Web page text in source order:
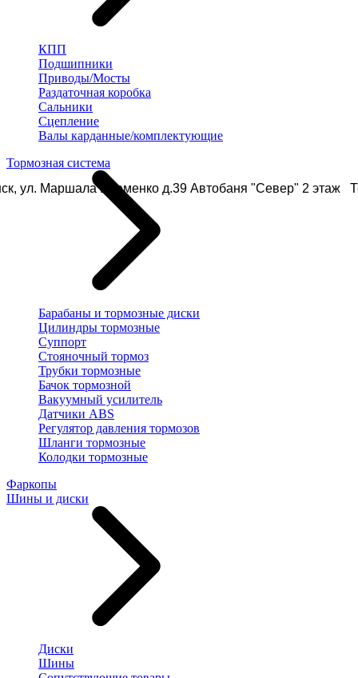
ул. Маршала Еременко д.39 Автобаня "Север" 2 этаж
КПП
Подшипники
Приводы/Мосты
Раздаточная коробка
Сальники
Сцепление
Валы карданные/комплектующие
Тормозная система
Барабаны и тормозные диски
Цилиндры тормозные
Суппорт
Стояночный тормоз
Трубки тормозные
Бачок тормозной
Вакуумный усилитель
Датчики ABS
Регулятор давления тормозов
Шланги тормозные
Колодки тормозные
Фаркопы
Шины и диски
Диски
Шины